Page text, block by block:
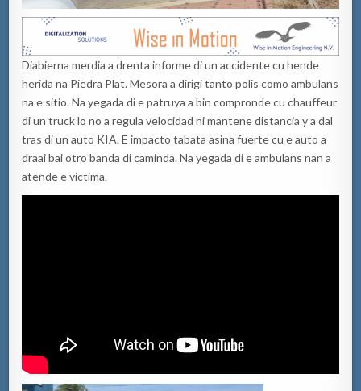
Diabierna merdia a drenta informe di un accidente cu hende
herida na Piedra Plat. Mesora a dirigi tanto polis como ambulans
na e sitio. Na yegada di e patruya a bin compronde cu chauffeur
di un truck lo no a regula velocidad ni mantene distancia y a dal
tras di un auto KIA. E impacto tabata asina fuerte cu e auto a
draai bai otro banda di caminda. Na yegada di e ambulans nan a
atende e victima.